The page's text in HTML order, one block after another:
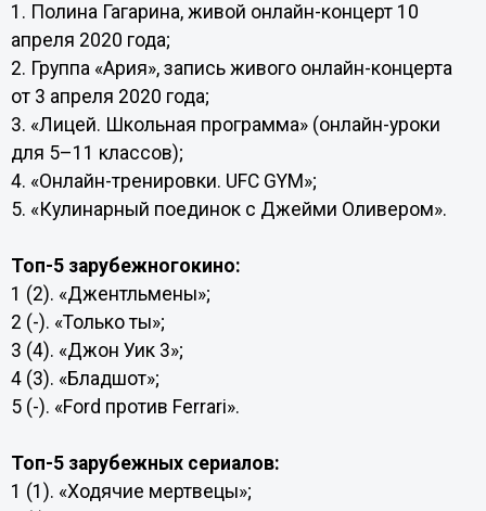
1. Полина Гагарина, живой онлайн-концерт 10
апреля 2020 года;
2. Группа «Ария», запись живого онлайн-концерта
от 3 апреля 2020 года;
3. «Лицей. Школьная программа» (онлайн-уроки
для 5–11 классов);
4. «Онлайн-тренировки. UFC GYM»;
5. «Кулинарный поединок с Джейми Оливером».
Топ-5 зарубежногокино:
1 (2). «Джентльмены»;
2 (-). «Только ты»;
3 (4). «Джон Уик 3»;
4 (3). «Бладшот»;
5 (-). «Ford против Ferrari».
Топ-5 зарубежных сериалов:
1 (1). «Ходячие мертвецы»;